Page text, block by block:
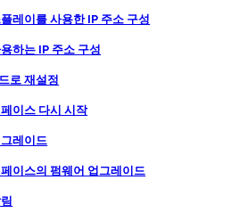
레이를 사용한 IP 주소 구성
하는 IP 주소 구성
로 재설정
이스 다시 시작
레이드
이스의 펌웨어 업그레이드